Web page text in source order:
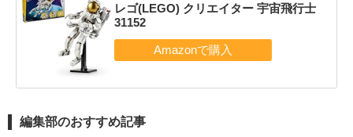
レゴ(LEGO) クリエイター 宇宙飛行士
31152
編集部のおすすめ記事